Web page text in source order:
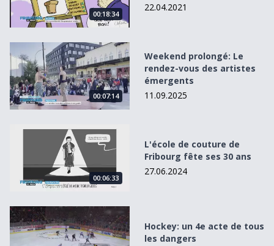
00:18:34
22.04.2021
Weekend prolongé: Le rendez-vous des artistes
00:07:14
Weekend prolongé: Le
rendez-vous des artistes
émergents
11.09.2025
L&#039;école de couture de Fribourg fête ses 30 ans
00:06:33
L'école de couture de
Fribourg fête ses 30 ans
27.06.2024
Hockey: un 4e acte de tous les dangers
Hockey: un 4e acte de tous
les dangers